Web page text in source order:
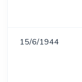
15/6/1944